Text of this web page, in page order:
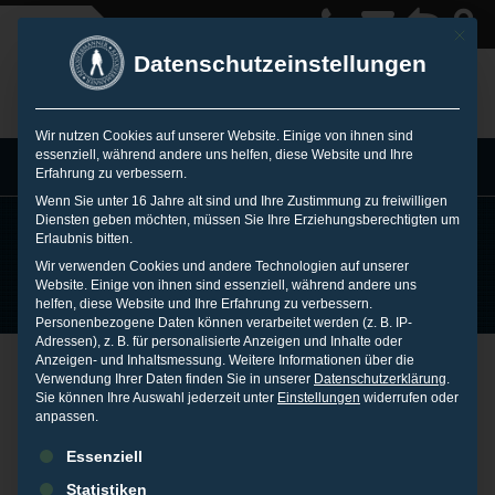
MENU
COMANCHE
ONLINE
MONITORING™
Comanche™ Online
Monitoring:
Mit
Datenschutzeinstellungen
Wir nutzen Cookies auf unserer Website. Einige von ihnen sind
essenziell, während andere uns helfen, diese Website und Ihre
Erfahrung zu verbessern.
Wenn Sie unter 16 Jahre alt sind und Ihre Zustimmung zu freiwilligen
Diensten geben möchten, müssen Sie Ihre Erziehungsberechtigten um
Erlaubnis bitten.
Wir verwenden Cookies und andere Technologien auf unserer
Website. Einige von ihnen sind essenziell, während andere uns
helfen, diese Website und Ihre Erfahrung zu verbessern.
Personenbezogene Daten können verarbeitet werden (z. B. IP-
Adressen), z. B. für personalisierte Anzeigen und Inhalte oder
Anzeigen- und Inhaltsmessung. Weitere Informationen über die
Verwendung Ihrer Daten finden Sie in unserer Datenschutzerklärung.
Sie können Ihre Auswahl jederzeit unter Einstellungen widerrufen oder
anpassen.
Es folgt eine Liste der Service-Gruppen, für die eine
Essenziell
Statistiken